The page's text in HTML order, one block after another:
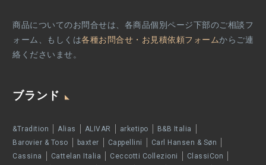
商品についてのお問合せは、各商品個別ページ下部のご相談フ
ォーム、もしくは各種お問合せ・お見積依頼フォームからご連
絡くださいませ。
ブランド
&Tradition Alias ALIVAR arketipo
B&B Italia
Barovier & Toso
baxter Cappellini
Carl Hansen & Søn
Cassina
Cattelan Italia Ceccotti Collezioni
ClassiCon